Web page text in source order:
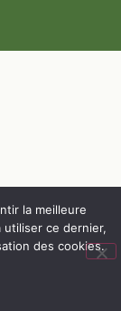
la meilleure
ce dernier,
des cookies.